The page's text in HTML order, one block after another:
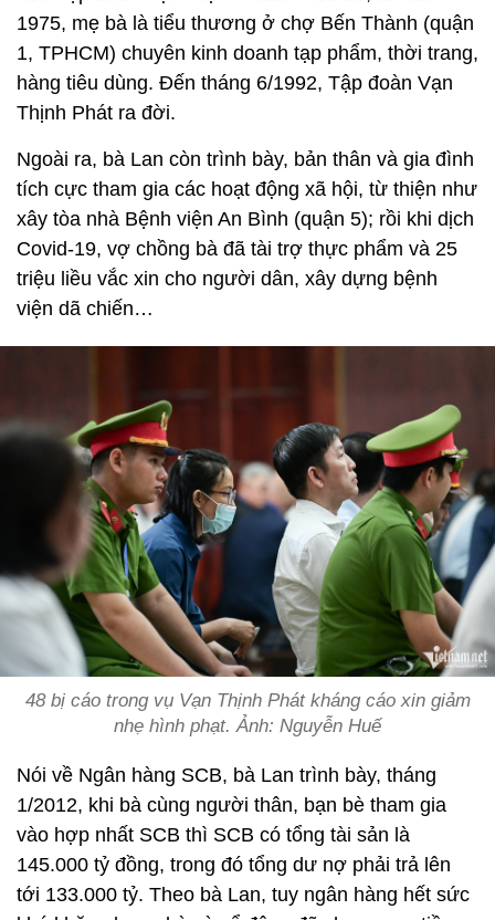
1975, mẹ bà là tiểu thương ở chợ Bến Thành (quận
1, TPHCM) chuyên kinh doanh tạp phẩm, thời trang,
hàng tiêu dùng. Đến tháng 6/1992, Tập đoàn Vạn
Thịnh Phát ra đời.
Ngoài ra, bà Lan còn trình bày, bản thân và gia đình
tích cực tham gia các hoạt động xã hội, từ thiện như
xây tòa nhà Bệnh viện An Bình (quận 5); rồi khi dịch
Covid-19, vợ chồng bà đã tài trợ thực phẩm và 25
triệu liều vắc xin cho người dân, xây dựng bệnh
viện dã chiến…
48 bị cáo trong vụ Vạn Thịnh Phát kháng cáo xin giảm
nhẹ hình phạt. Ảnh: Nguyễn Huế
Nói về Ngân hàng SCB, bà Lan trình bày, tháng
1/2012, khi bà cùng người thân, bạn bè tham gia
vào hợp nhất SCB thì SCB có tổng tài sản là
145.000 tỷ đồng, trong đó tổng dư nợ phải trả lên
tới 133.000 tỷ. Theo bà Lan, tuy ngân hàng hết sức